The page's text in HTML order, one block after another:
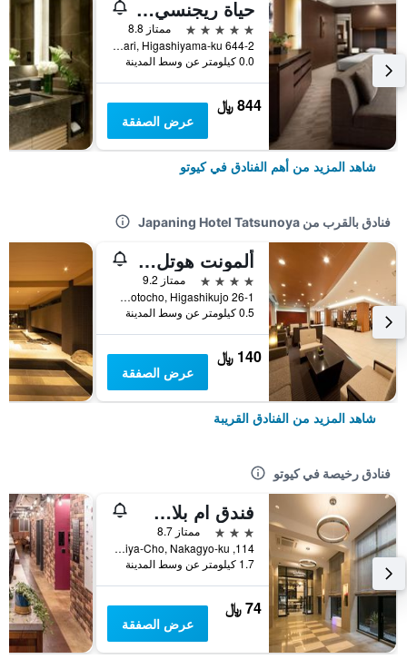
حياة ريجنسي كيوتو
5 نجوم
ممتاز 8.8
644-2 Sanjusangendo-Mawari, Higashiyama-ku, كيوتو, اليابان
0.0 كيلومتر عن وسط المدينة
844 ﷼
عرض الصفقة
شاهد المزيد من أهم الفنادق في كيوتو
فنادق بالقرب من Japaning Hotel Tatsunoya
ألمونت هوتل كيوتو
4 نجوم
ممتاز 9.2
26-1 Nishiiwamotocho, Higashikujo, كيوتو, اليابان
0.5 كيلومتر عن وسط المدينة
140 ﷼
عرض الصفقة
شاهد المزيد من الفنادق القريبة
فنادق رخيصة في كيوتو
فندق ام بلاس شيجاو أوميا
3 نجوم
ممتاز 8.7
114, Nishikiomiya-Cho, Nakagyo-ku, كيوتو, اليابان
1.7 كيلومتر عن وسط المدينة
74 ﷼
عرض الصفقة